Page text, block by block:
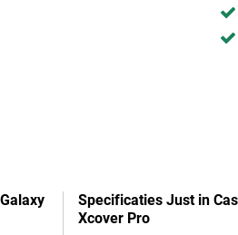
Specificaties Just in
Xcover Pro